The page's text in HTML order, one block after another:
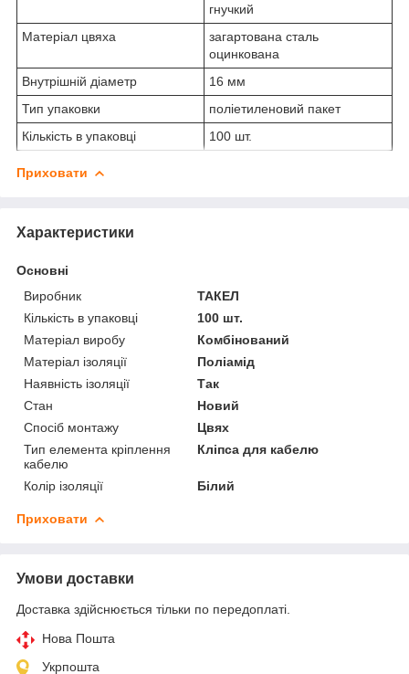
гнучкий
Матеріал цвяха
загартована сталь
оцинкована
Внутрішній діаметр
16 мм
Тип упаковки
поліетиленовий пакет
Кількість в упаковці
100 шт.
Приховати
Характеристики
Основні
Виробник
ТАКЕЛ
Кількість в упаковці
100 шт.
Матеріал виробу
Комбінований
Матеріал ізоляції
Поліамід
Наявність ізоляції
Так
Стан
Новий
Спосіб монтажу
Цвях
Тип елемента кріплення
кабелю
Кліпса для кабелю
Колір ізоляції Білий
Приховати
Умови доставки
Доставка здійснюється тільки по передоплаті.
Нова Пошта
Укрпошта